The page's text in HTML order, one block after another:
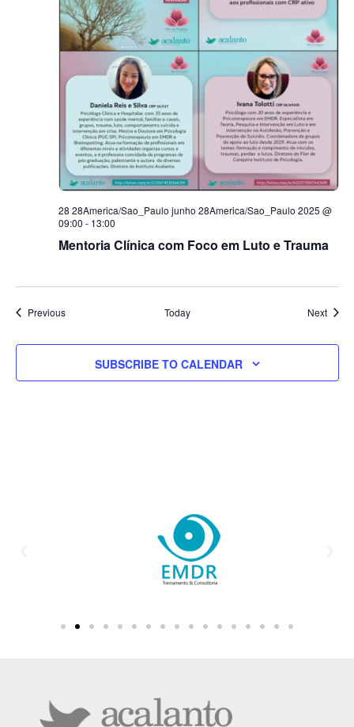
28 28America/Sao_Paulo junho 28America/Sao_Paulo 2025 @
09:00 - 13:00
Mentoria Clínica com Foco em Luto e Trauma
PreviousEvents Today Next
SUBSCRIBE TO CALENDAR